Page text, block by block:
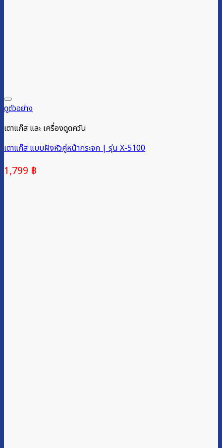
ดูตัวอย่าง
เตาแก๊ส และ เครื่องดูดควัน
เตาแก๊ส แบบฝังหัวคู่หน้ากระจก | รุ่น X-5100
1,799 ฿